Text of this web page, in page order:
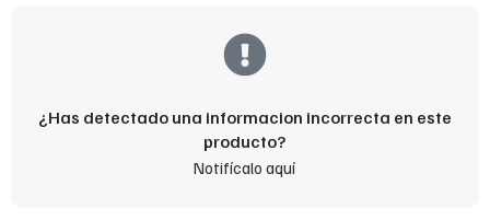
¿Has detectado una informacion incorrecta en este
producto?
Notifícalo aquí